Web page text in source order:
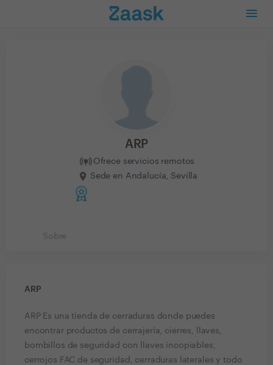
ARP
Ofrece servicios remotos
Sede en Andalucía, Sevilla
Sobre
ARP
ARP Es una tienda de cerraduras donde puedes
encontrar productos de cerrajería, cierres, llaves,
bombillos de seguridad con llaves incopiables,
cerrojos FAC de seguridad, cerraduras laterales y todo